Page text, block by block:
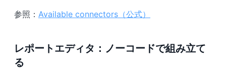
参照： Available connectors（公式）
レポートエディタ：ノーコードで組み立て
る